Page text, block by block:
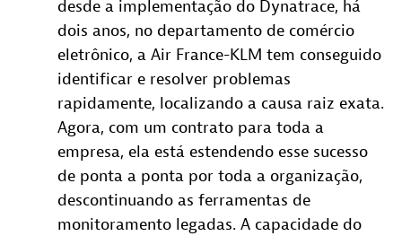
desde a implementação do Dynatrace, há
dois anos, no departamento de comércio
eletrônico, a Air France-KLM tem conseguido
identificar e resolver problemas
rapidamente, localizando a causa raiz exata.
Agora, com um contrato para toda a
empresa, ela está estendendo esse sucesso
de ponta a ponta por toda a organização,
descontinuando as ferramentas de
monitoramento legadas. A capacidade do